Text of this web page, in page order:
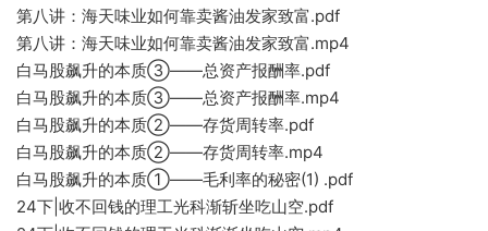
第八讲：海天味业如何靠卖酱油发家致富.pdf
第八讲：海天味业如何靠卖酱油发家致富.mp4
白马股飙升的本质③——总资产报酬率.pdf
白马股飙升的本质③——总资产报酬率.mp4
白马股飙升的本质②——存货周转率.pdf
白马股飙升的本质②——存货周转率.mp4
白马股飙升的本质①——毛利率的秘密(1) .pdf
24下|收不回钱的理工光科渐斩坐吃山空.pdf